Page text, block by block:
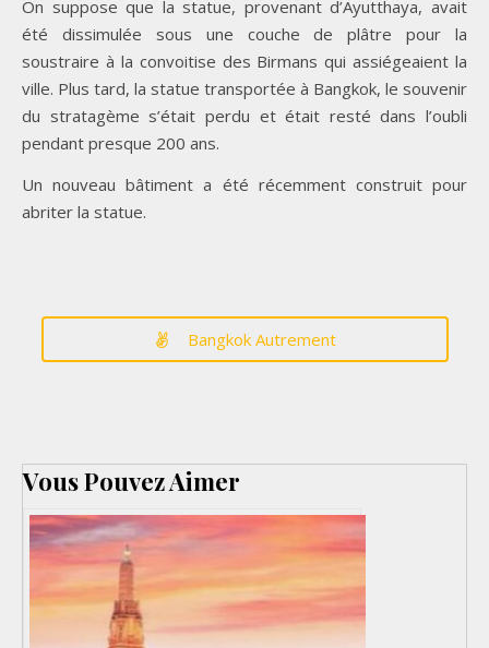
On suppose que la statue, provenant d’Ayutthaya, avait
été dissimulée sous une couche de plâtre pour la
soustraire à la convoitise des Birmans qui assiégeaient la
ville. Plus tard, la statue transportée à Bangkok, le souvenir
du stratagème s’était perdu et était resté dans l’oubli
pendant presque 200 ans.
Un nouveau bâtiment a été récemment construit pour
abriter la statue.
Bangkok Autrement
Vous Pouvez Aimer